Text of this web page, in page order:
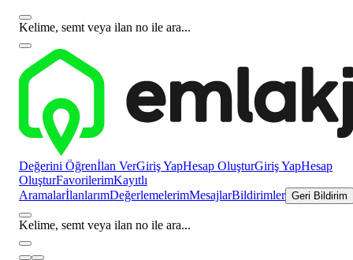
Kelime, semt veya ilan no ile ara...
Değerini Öğrenİlan VerGiriş YapHesap OluşturGiriş YapHesap
OluşturFavorilerimKayıtlı
AramalarİlanlarımDeğerlemelerimMesajlarBildirimler Geri Bildirim
Kelime, semt veya ilan no ile ara...